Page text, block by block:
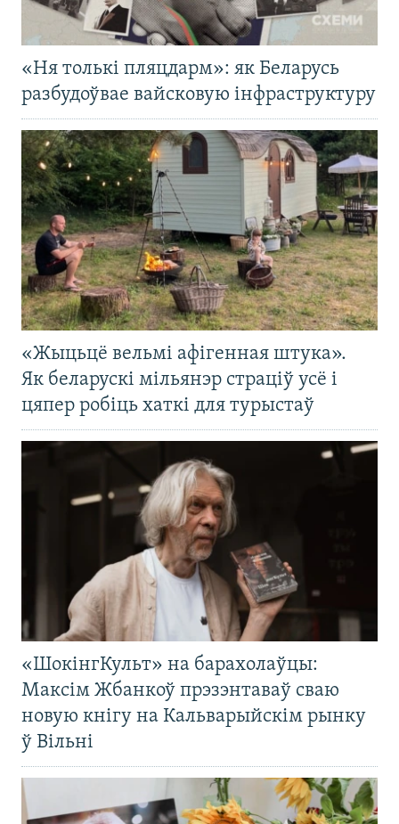
«Ня толькі пляцдарм»: як Беларусь
разбудоўвае вайсковую інфраструктуру
«Жыцьцё вельмі афігенная штука».
Як беларускі мільянэр страціў усё і
цяпер робіць хаткі для турыстаў
«ШокінгКульт» на барахолаўцы:
Максім Жбанкоў прэзэнтаваў сваю
новую кнігу на Кальварыйскім рынку
ў Вільні